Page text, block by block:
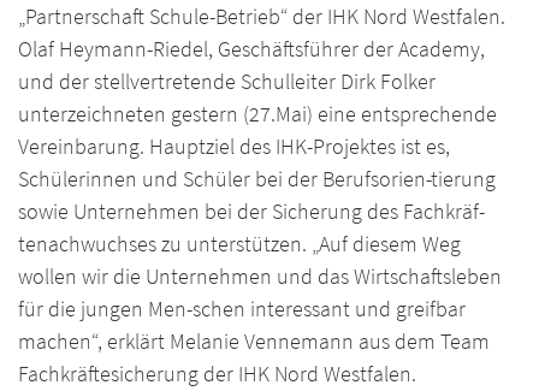
„Partnerschaft Schule-Betrieb“ der IHK Nord Westfalen.
Olaf Heymann-Riedel, Geschäftsführer der Academy,
und der stellvertretende Schulleiter Dirk Folker
unterzeichneten gestern (27.Mai) eine entsprechende
Vereinbarung. Hauptziel des IHK-Projektes ist es,
Schülerinnen und Schüler bei der Berufsorien-tierung
sowie Unternehmen bei der Sicherung des Fachkräf-
tenachwuchses zu unterstützen. „Auf diesem Weg
wollen wir die Unternehmen und das Wirtschaftsleben
für die jungen Men-schen interessant und greifbar
machen“, erklärt Melanie Vennemann aus dem Team
Fachkräftesicherung der IHK Nord Westfalen.